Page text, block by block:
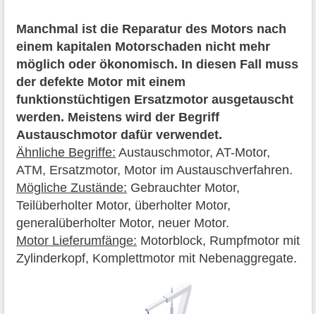
Manchmal ist die Reparatur des Motors nach
einem kapitalen Motorschaden nicht mehr
möglich oder ökonomisch. In diesen Fall muss
der defekte Motor mit einem
funktionstüchtigen Ersatzmotor ausgetauscht
werden. Meistens wird der Begriff
Austauschmotor dafür verwendet.
Ähnliche Begriffe: Austauschmotor, AT-Motor,
ATM, Ersatzmotor, Motor im Austauschverfahren.
Mögliche Zustände: Gebrauchter Motor,
Teilüberholter Motor, überholter Motor,
generalüberholter Motor, neuer Motor.
Motor Lieferumfänge: Motorblock, Rumpfmotor mit
Zylinderkopf, Komplettmotor mit Nebenaggregate.